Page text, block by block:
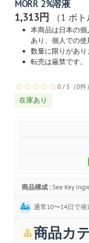
MORR 2%溶液
1,313円 （1 ボ
本商品は日本の
あり、個人での使
数量に限りがあり
転売は厳禁です。
☆☆☆☆☆0 / 5（0件）
在庫あり
商品構成 : See Key
通常10〜14日で発
商品カ